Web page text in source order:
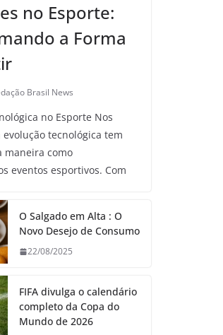
no Esporte:
a Forma
Brasil News
no Esporte Nos
tecnológica tem
maneira como
eventos esportivos. Com
O Salgado em Alta : O
Novo Desejo de Consumo
22/08/2025
FIFA divulga o calendário
completo da Copa do
Mundo de 2026